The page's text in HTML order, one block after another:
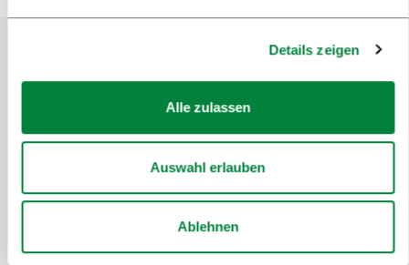
Details zeigen
Alle zulassen
Auswahl erlauben
Ablehnen
Helfen Sie uns, die Website zu
Haben Sie die gesuchten Informationen